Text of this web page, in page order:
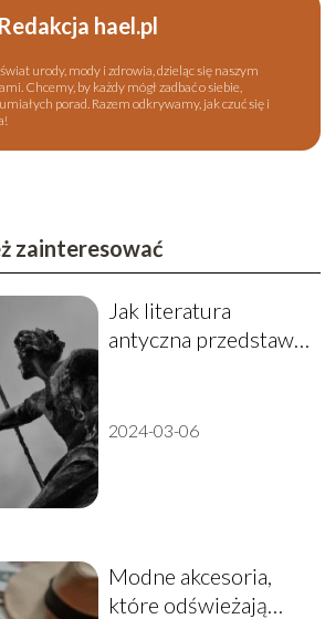
Redakcja hael.pl
urody, mody i zdrowia, dzieląc się naszym
Chcemy, by każdy mógł zadbać o siebie,
porad. Razem odkrywamy, jak czuć się i
zainteresować
Jak literatura
antyczna przedstawia
2024-03-06
Modne akcesoria,
które odświeżają